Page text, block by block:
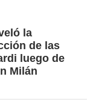
la
de las
luego de
Milán